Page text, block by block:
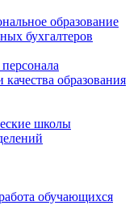
образование
бухгалтеров
образования
школы
обучающихся